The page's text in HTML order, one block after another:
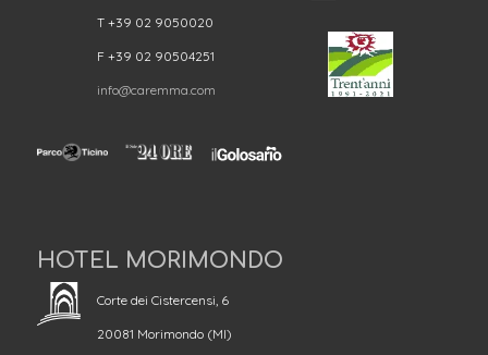
T +39 02 9050020
F +39 02 90504251
info@caremma.com
HOTEL MORIMONDO
Corte dei Cistercensi, 6
20081 Morimondo (MI)